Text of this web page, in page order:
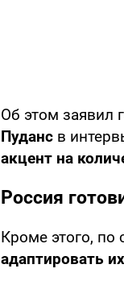
Об этом заявил
Пуданс в
акцент на
Россия
Кроме этого, по
адаптировать